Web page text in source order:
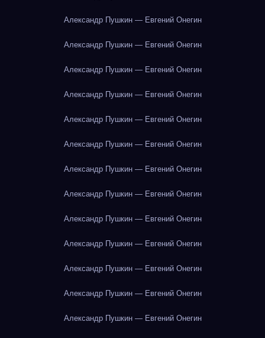
Александр Пушкин — Евгений Онегин
Александр Пушкин — Евгений Онегин
Александр Пушкин — Евгений Онегин
Александр Пушкин — Евгений Онегин
Александр Пушкин — Евгений Онегин
Александр Пушкин — Евгений Онегин
Александр Пушкин — Евгений Онегин
Александр Пушкин — Евгений Онегин
Александр Пушкин — Евгений Онегин
Александр Пушкин — Евгений Онегин
Александр Пушкин — Евгений Онегин
Александр Пушкин — Евгений Онегин
Александр Пушкин — Евгений Онегин